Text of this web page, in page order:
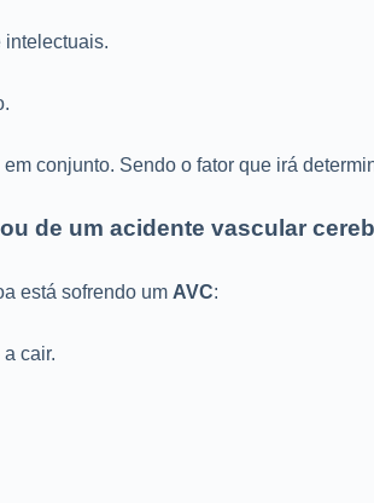
conjunto. Sendo o fator que irá
de um acidente vascular
está sofrendo um AVC:
cair.